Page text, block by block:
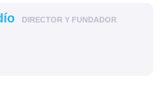
DIRECTOR Y FUNDADOR